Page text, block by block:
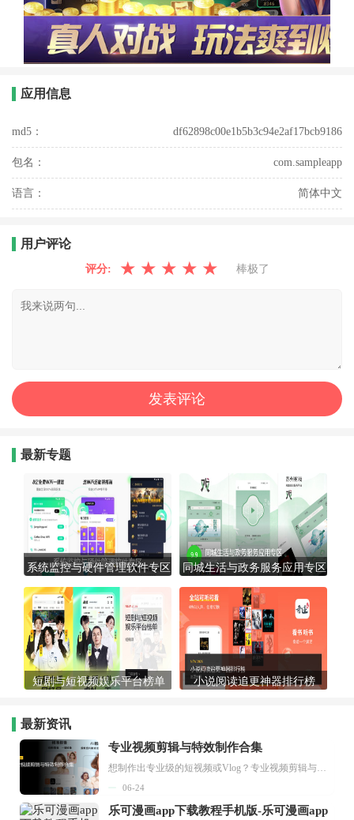
应用信息
md5： df62898c00e1b5b3c94e2af17bcb9186
包名： com.sampleapp
语言： 简体中文
用户评论
评分: ★ ★ ★ ★ ★ 棒极了
最新专题
系统监控与硬件管理软件专区 同城生活与政务服务应用专区
短剧与短视频娱乐平台榜单 小说阅读追更神器排行榜
最新资讯
专业视频剪辑与特效制作合集
06-24
乐可漫画app下载教程手机版-乐可漫画app